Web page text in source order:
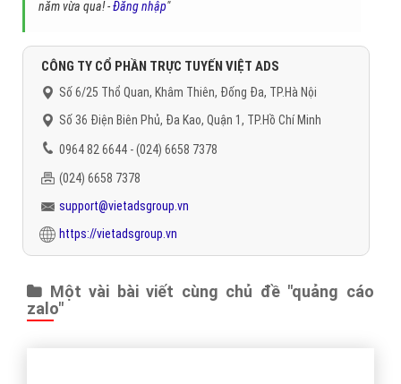
năm vừa qua! -Đăng nhập"
CÔNG TY CỔ PHẦN TRỰC TUYẾN VIỆT ADS
Số 6/25 Thổ Quan, Khâm Thiên, Đống Đa, TP.Hà Nội
Số 36 Điện Biên Phủ, Đa Kao, Quận 1, TP.Hồ Chí Minh
0964 82 6644 - (024) 6658 7378
(024) 6658 7378
support@vietadsgroup.vn
https://vietadsgroup.vn
Một vài bài viết cùng chủ đề "quảng cáo
zalo"